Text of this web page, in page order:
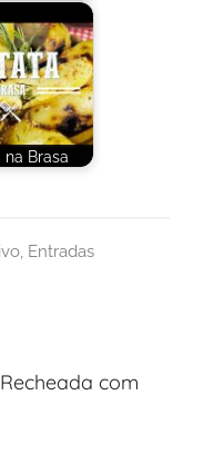
na Brasa
, Entradas
com